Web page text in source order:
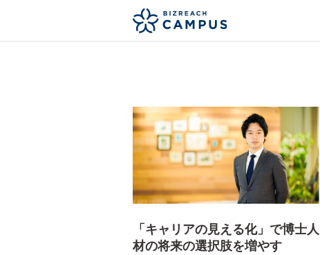
「キャリアの見える化」で博士人
材の将来の選択肢を増やす